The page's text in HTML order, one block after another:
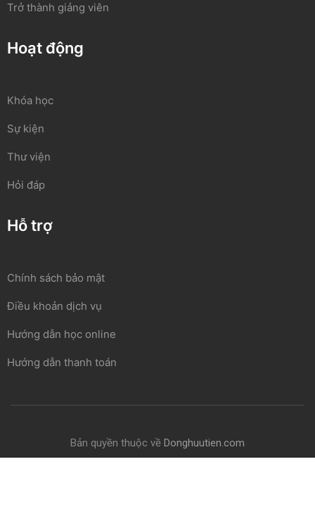
Trở thành giảng viên
Hoạt động
Khóa học
Sự kiện
Thư viện
Hỏi đáp
Hỗ trợ
Chính sách bảo mật
Điều khoản dịch vụ
Hướng dẫn học online
Hướng dẫn thanh toán
Bản quyền thuộc về Donghuutien.com